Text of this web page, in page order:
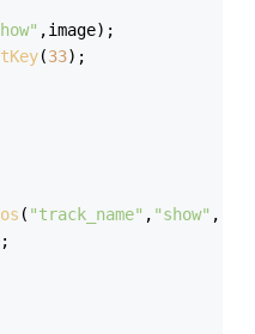
,image);
(33);
( "track_name" , "show" ,